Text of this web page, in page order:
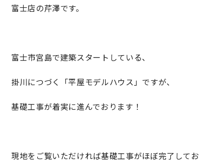
営業時間／10:00～20:00 定休日／年末年始
来店・見学予約
OWNER’S SITE オーナーズサイト
富士店の芹澤です。
富士市宮島で建築スタートしている、
掛川につづく「平屋モデルハウス」ですが、
基礎工事が着実に進んでおります！
現地をご覧いただければ基礎工事がほぼ完了してお